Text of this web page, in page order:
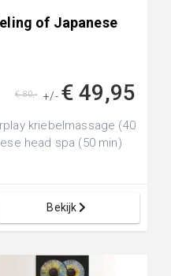
of Japanese
+/- € 49,95
€ 80,-
kriebelmassage (40
head spa (50 min)
Bekijk